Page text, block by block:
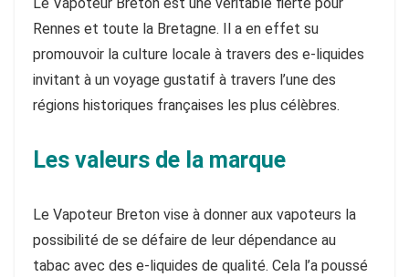
Rennes et toute la Bretagne. Il a en effet su
promouvoir la culture locale à travers des e-liquides
invitant à un voyage gustatif à travers l’une des
régions historiques françaises les plus célèbres.
Les valeurs de la marque
Le Vapoteur Breton vise à donner aux vapoteurs la
possibilité de se défaire de leur dépendance au
tabac avec des e-liquides de qualité. Cela l’a poussé